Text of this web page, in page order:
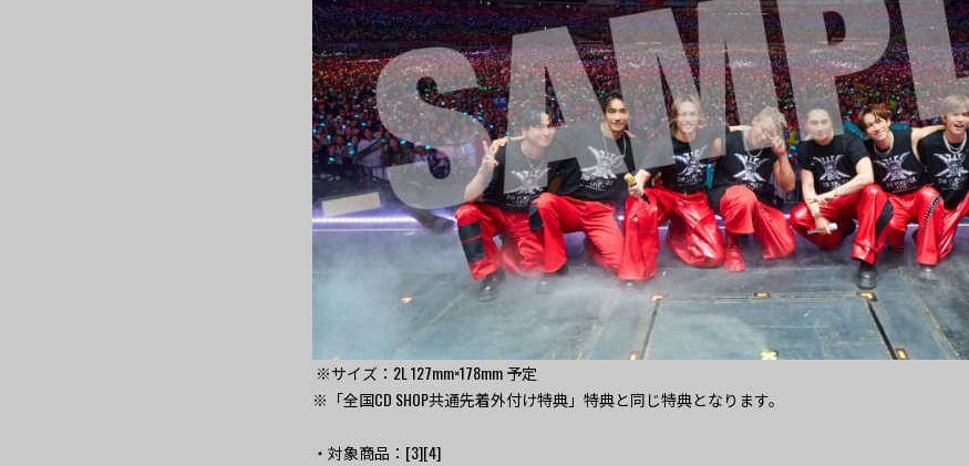
※サイズ：2L 127mm×178mm 予定
※「全国CD SHOP共通先着外付け特典」特典と同じ特典となります。
・対象商品：[3][4]